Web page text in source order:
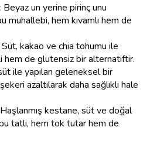
Beyaz un yerine pirinç unu
muhallebi, hem kıvamlı hem de
Süt, kakao ve chia tohumu ile
hem de glutensiz bir alternatiftir.
ile yapılan geleneksel bir
azaltılarak daha sağlıklı hale
Haşlanmış kestane, süt ve doğal
bu tatlı, hem tok tutar hem de